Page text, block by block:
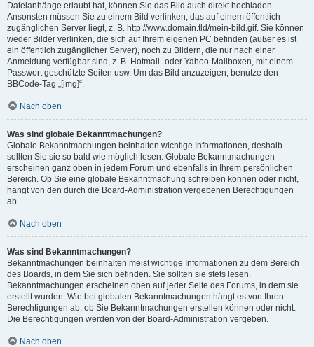
Dateianhänge erlaubt hat, können Sie das Bild auch direkt hochladen.
Ansonsten müssen Sie zu einem Bild verlinken, das auf einem öffentlich
zugänglichen Server liegt, z. B. http://www.domain.tld/mein-bild.gif. Sie können
weder Bilder verlinken, die sich auf Ihrem eigenen PC befinden (außer es ist
ein öffentlich zugänglicher Server), noch zu Bildern, die nur nach einer
Anmeldung verfügbar sind, z. B. Hotmail- oder Yahoo-Mailboxen, mit einem
Passwort geschützte Seiten usw. Um das Bild anzuzeigen, benutze den
BBCode-Tag „[img]“.
Nach oben
Was sind globale Bekanntmachungen?
Globale Bekanntmachungen beinhalten wichtige Informationen, deshalb
sollten Sie sie so bald wie möglich lesen. Globale Bekanntmachungen
erscheinen ganz oben in jedem Forum und ebenfalls in Ihrem persönlichen
Bereich. Ob Sie eine globale Bekanntmachung schreiben können oder nicht,
hängt von den durch die Board-Administration vergebenen Berechtigungen
ab.
Nach oben
Was sind Bekanntmachungen?
Bekanntmachungen beinhalten meist wichtige Informationen zu dem Bereich
des Boards, in dem Sie sich befinden. Sie sollten sie stets lesen.
Bekanntmachungen erscheinen oben auf jeder Seite des Forums, in dem sie
erstellt wurden. Wie bei globalen Bekanntmachungen hängt es von Ihren
Berechtigungen ab, ob Sie Bekanntmachungen erstellen können oder nicht.
Die Berechtigungen werden von der Board-Administration vergeben.
Nach oben